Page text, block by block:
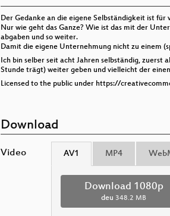
Der Gedanke an die eigene Selbständigkeit ist
Nur wie geht das Ganze? Wie ist das mit der
abgaben und so weiter.
Damit die eigene Unternehmung nicht zu einem
Ich bin selber seit acht Jahren selbständig, zuerst
Stunde trägt) weiter geben und vielleicht der
Licensed to the public under https://
Download
Video AV1 MP4
Download 1080p
deu 348.2 MB